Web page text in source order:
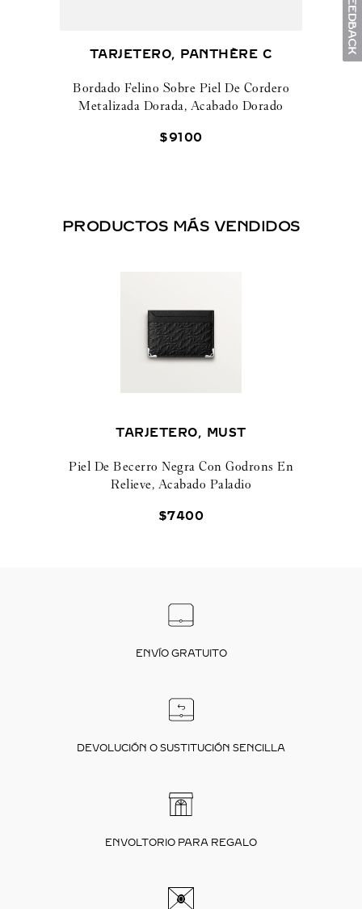
TARJETERO, PANTHÈRE C
Bordado Felino Sobre Piel De Cordero
Metalizada Dorada, Acabado Dorado
$9100
PRODUCTOS MÁS VENDIDOS
TARJETERO, MUST
Piel De Becerro Negra Con Godrons En
Relieve, Acabado Paladio
$7400
ENVÍO GRATUITO
DEVOLUCIÓN O SUSTITUCIÓN SENCILLA
ENVOLTORIO PARA REGALO